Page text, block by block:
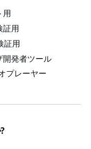
用
証用
証用
開発者ツール
プレーヤー